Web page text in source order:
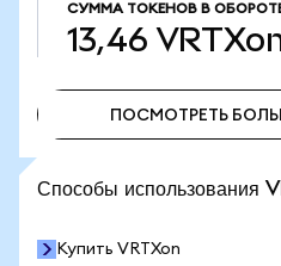
СУММА ТОКЕНОВ В
13,46
ПОСМОТРЕТЬ
Способы
Купить VRTXon